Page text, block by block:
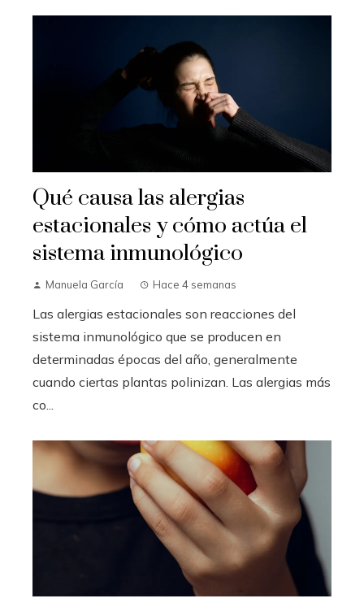
Qué causa las alergias
estacionales y cómo actúa el
sistema inmunológico
Manuela García Hace 4 semanas
Las alergias estacionales son reacciones del
sistema inmunológico que se producen en
determinadas épocas del año, generalmente
cuando ciertas plantas polinizan. Las alergias más
co...